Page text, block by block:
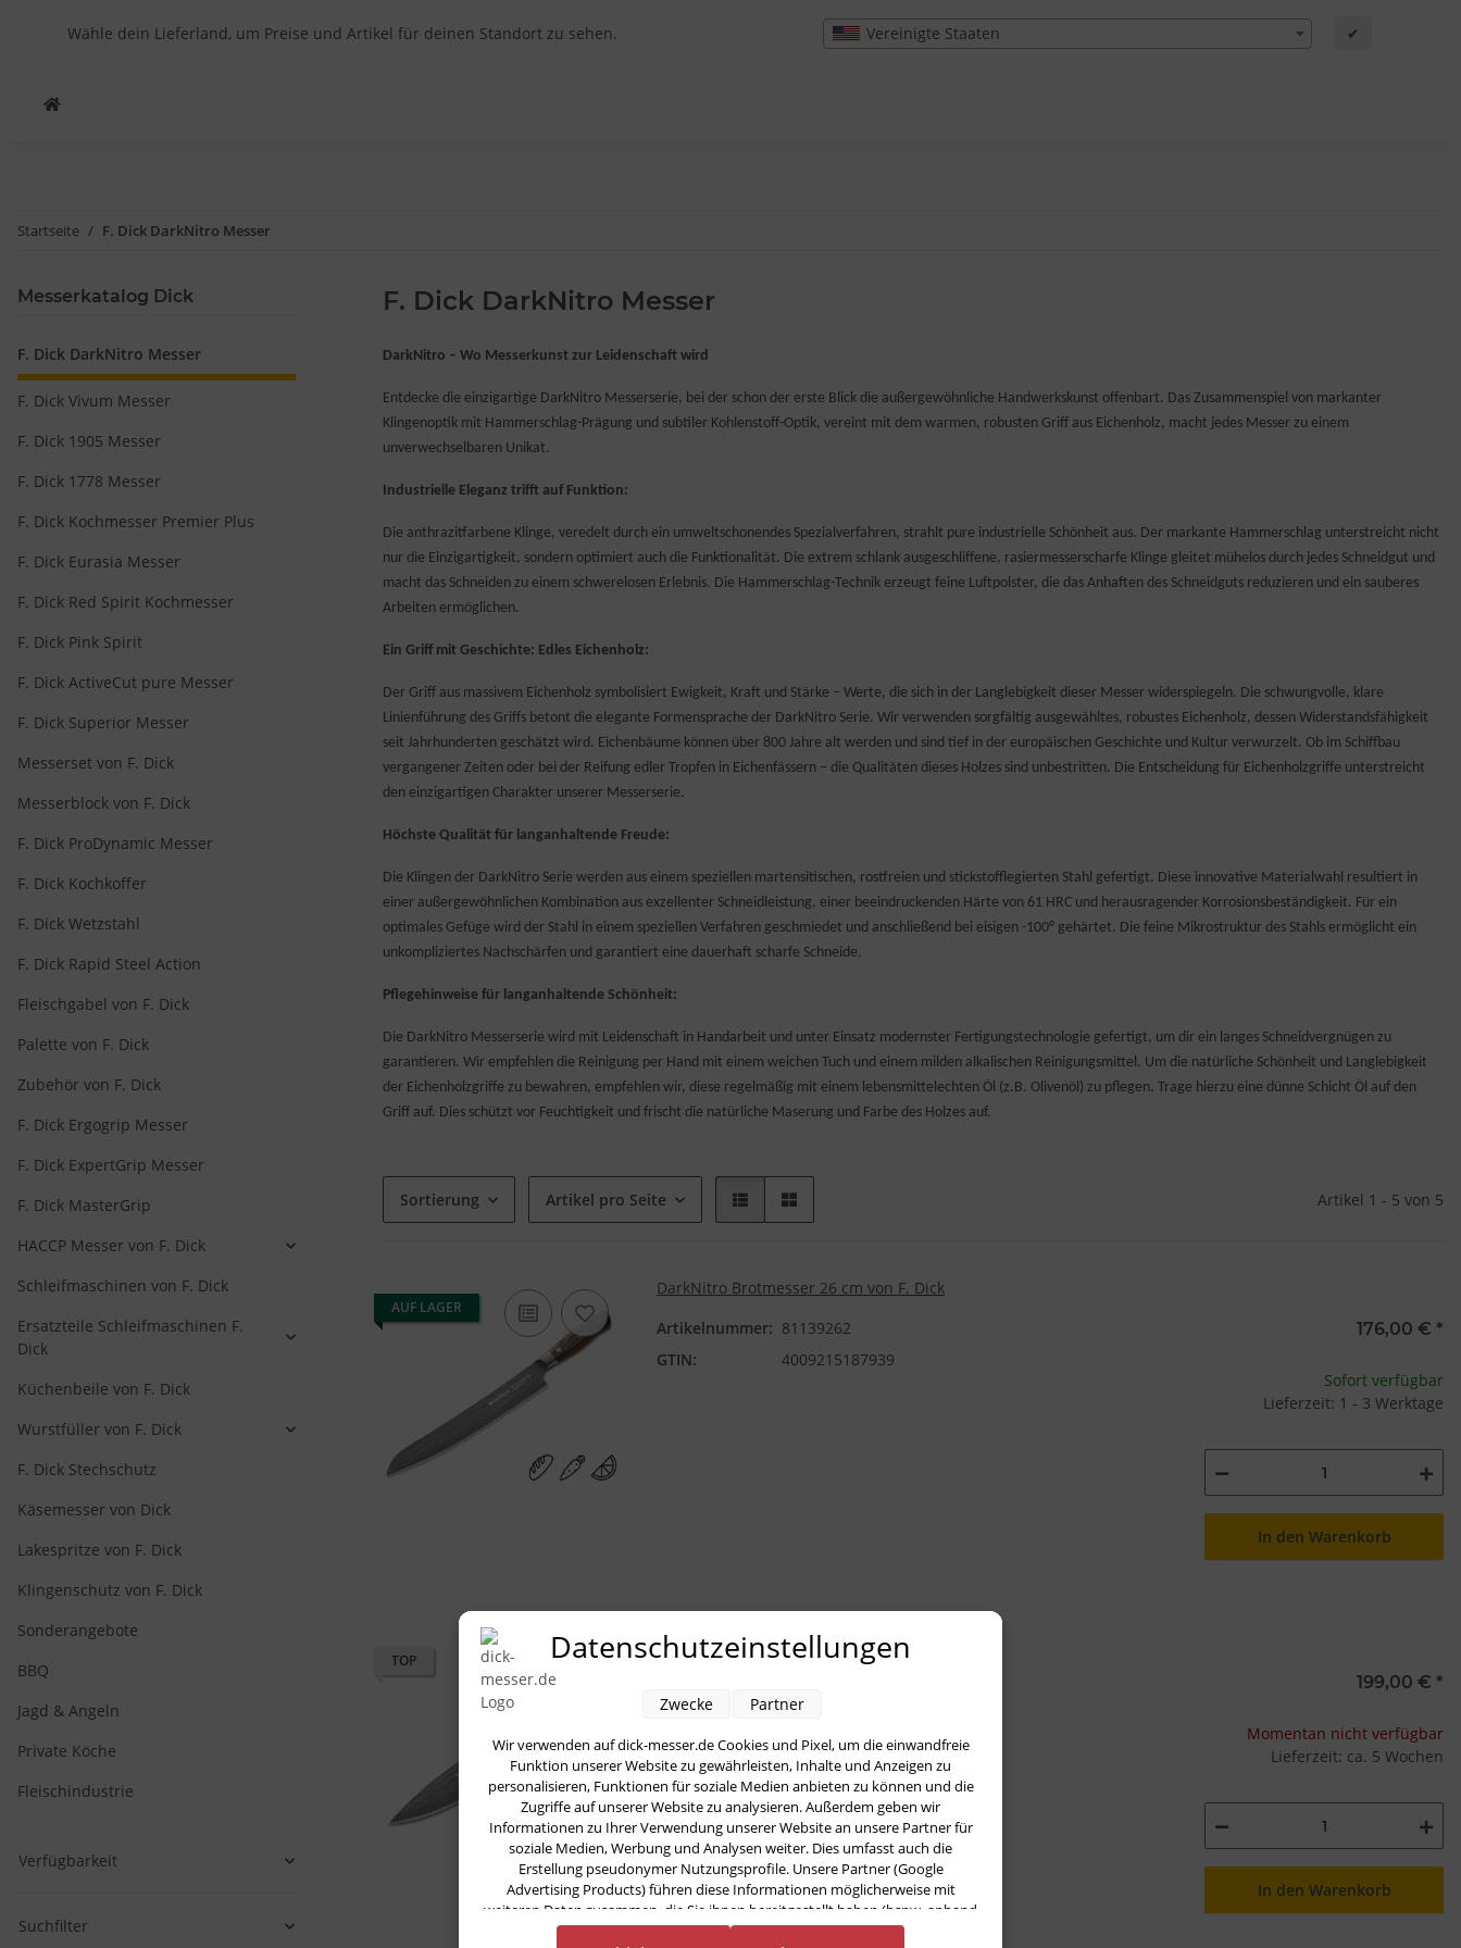
Wähle dein Lieferland, um Preise und Artikel für deinen Standort zu sehen. Vereinigte Staaten ✔
Startseite F. Dick DarkNitro Messer
F. Dick DarkNitro Messer
DarkNitro – Wo Messerkunst zur Leidenschaft wird
Entdecke die einzigartige DarkNitro Messerserie, bei der schon der erste Blick die außergewöhnliche Handwerkskunst offenbart. Das Zusammenspiel von markanter
Klingenoptik mit Hammerschlag-Prägung und subtiler Kohlenstoff-Optik, vereint mit dem warmen, robusten Griff aus Eichenholz, macht jedes Messer zu einem
unverwechselbaren Unikat.
Industrielle Eleganz trifft auf Funktion:
Die anthrazitfarbene Klinge, veredelt durch ein umweltschonendes Spezialverfahren, strahlt pure industrielle Schönheit aus. Der markante Hammerschlag unterstreicht nicht
nur die Einzigartigkeit, sondern optimiert auch die Funktionalität. Die extrem schlank ausgeschliffene, rasiermesserscharfe Klinge gleitet mühelos durch jedes Schneidgut und
macht das Schneiden zu einem schwerelosen Erlebnis. Die Hammerschlag-Technik erzeugt feine Luftpolster, die das Anhaften des Schneidguts reduzieren und ein sauberes
Arbeiten ermöglichen.
Ein Griff mit Geschichte: Edles Eichenholz:
Der Griff aus massivem Eichenholz symbolisiert Ewigkeit, Kraft und Stärke – Werte, die sich in der Langlebigkeit dieser Messer widerspiegeln. Die schwungvolle, klare
Linienführung des Griffs betont die elegante Formensprache der DarkNitro Serie. Wir verwenden sorgfältig ausgewähltes, robustes Eichenholz, dessen Widerstandsfähigkeit
seit Jahrhunderten geschätzt wird. Eichenbäume können über 800 Jahre alt werden und sind tief in der europäischen Geschichte und Kultur verwurzelt. Ob im Schiffbau
vergangener Zeiten oder bei der Reifung edler Tropfen in Eichenfässern – die Qualitäten dieses Holzes sind unbestritten. Die Entscheidung für Eichenholzgriffe unterstreicht
den einzigartigen Charakter unserer Messerserie.
Höchste Qualität für langanhaltende Freude:
Die Klingen der DarkNitro Serie werden aus einem speziellen martensitischen, rostfreien und stickstofflegierten Stahl gefertigt. Diese innovative Materialwahl resultiert in
einer außergewöhnlichen Kombination aus exzellenter Schneidleistung, einer beeindruckenden Härte von 61 HRC und herausragender Korrosionsbeständigkeit. Für ein
optimales Gefüge wird der Stahl in einem speziellen Verfahren geschmiedet und anschließend bei eisigen -100° gehärtet. Die feine Mikrostruktur des Stahls ermöglicht ein
unkompliziertes Nachschärfen und garantiert eine dauerhaft scharfe Schneide.
Pflegehinweise für langanhaltende Schönheit:
Die DarkNitro Messerserie wird mit Leidenschaft in Handarbeit und unter Einsatz modernster Fertigungstechnologie gefertigt, um dir ein langes Schneidvergnügen zu
garantieren. Wir empfehlen die Reinigung per Hand mit einem weichen Tuch und einem milden alkalischen Reinigungsmittel. Um die natürliche Schönheit und Langlebigkeit
der Eichenholzgriffe zu bewahren, empfehlen wir, diese regelmäßig mit einem lebensmittelechten Öl (z.B. Olivenöl) zu pflegen. Trage hierzu eine dünne Schicht Öl auf den
Griff auf. Dies schützt vor Feuchtigkeit und frischt die natürliche Maserung und Farbe des Holzes auf.
Sortierung Artikel pro Seite Artikel 1 - 5 von 5
AUF LAGER
DarkNitro Brotmesser 26 cm von F. Dick
Artikelnummer: 81139262
GTIN:
4009215187939
176,00 € *
Sofort verfügbar
Lieferzeit: 1 - 3 Werktage
In den Warenkorb
TOP
DarkNitro Kochmesser 21 cm von F. Dick
GTIN:
4009215187922
199,00 € *
Momentan nicht verfügbar
Lieferzeit: ca. 5 Wochen
In den Warenkorb
Messerkatalog Dick
F. Dick DarkNitro Messer
F. Dick Vivum Messer
F. Dick 1905 Messer
F. Dick 1778 Messer
F. Dick Kochmesser Premier Plus
F. Dick Eurasia Messer
F. Dick Red Spirit Kochmesser
F. Dick Pink Spirit
F. Dick ActiveCut pure Messer
F. Dick Superior Messer
Messerset von F. Dick
Messerblock von F. Dick
F. Dick ProDynamic Messer
F. Dick Kochkoffer
F. Dick Wetzstahl
F. Dick Rapid Steel Action
Fleischgabel von F. Dick
Palette von F. Dick
Zubehör von F. Dick
F. Dick Ergogrip Messer
F. Dick ExpertGrip Messer
F. Dick MasterGrip
HACCP Messer von F. Dick
Schleifmaschinen von F. Dick
Ersatzteile Schleifmaschinen F.
Dick
Küchenbeile von F. Dick
Wurstfüller von F. Dick
F. Dick Stechschutz
Käsemesser von Dick
Lakespritze von F. Dick
Klingenschutz von F. Dick
Sonderangebote
BBQ
Jagd & Angeln
Private Köche
Fleischindustrie
Verfügbarkeit
Suchfilter
Datenschutzeinstellungen
Wir verwenden auf dick-messer.de Cookies und Pixel, um die einwandfreie
Funktion unserer Website zu gewährleisten, Inhalte und Anzeigen zu
personalisieren, Funktionen für soziale Medien anbieten zu können und die
Zugriffe auf unserer Website zu analysieren. Außerdem geben wir
Informationen zu Ihrer Verwendung unserer Website an unsere Partner für
soziale Medien, Werbung und Analysen weiter. Dies umfasst auch die
Erstellung pseudonymer Nutzungsprofile. Unsere Partner (Google
Advertising Products) führen diese Informationen möglicherweise mit
weiteren Daten zusammen, die Sie ihnen bereitgestellt haben (bspw. anhand
eines persönlichen Accounts) oder welche sie im Rahmen Ihrer Nutzung der
Zwecke Partner